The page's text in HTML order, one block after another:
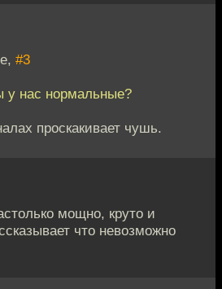
#3
у нас нормальные?
проскакивает чушь.
мощно, круто и
что невозможно